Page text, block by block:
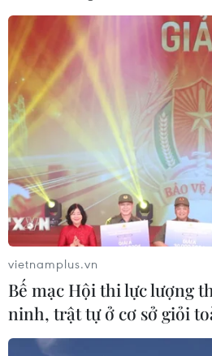
vietnamplus.vn
Bế mạc Hội thi lực lượng
ninh, trật tự ở cơ sở giỏi